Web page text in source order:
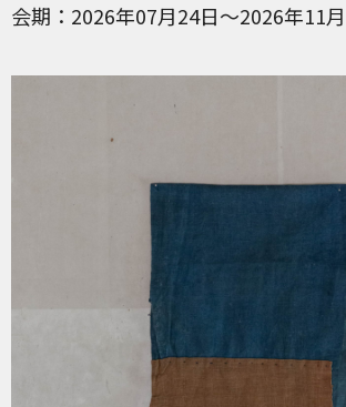
会期
2026年07月24日～2026年11